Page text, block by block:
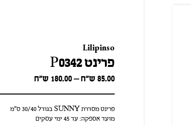
Lilipinso
פרינט P0342
85.00 ש״ח –
180.00 ש״חPrice
85.00 ש״ח
through
פרינט מסדרת SUNNY בגודל 30/40 ס"מ
מועד אספקה: עד 45 ימי עסקים